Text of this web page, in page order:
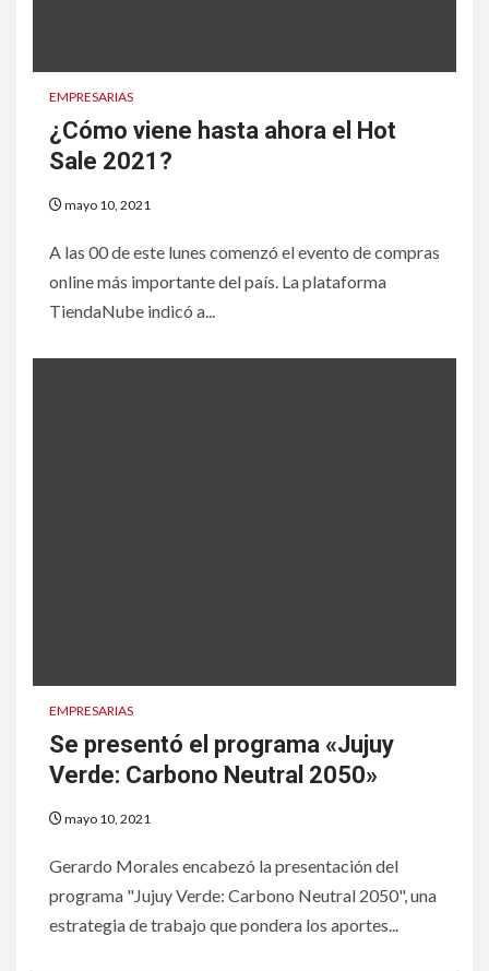
EMPRESARIAS
¿Cómo viene hasta ahora el Hot
Sale 2021?
mayo 10, 2021
A las 00 de este lunes comenzó el evento de compras
online más importante del país. La plataforma
TiendaNube indicó a...
EMPRESARIAS
Se presentó el programa «Jujuy
Verde: Carbono Neutral 2050»
mayo 10, 2021
Gerardo Morales encabezó la presentación del
programa "Jujuy Verde: Carbono Neutral 2050", una
estrategia de trabajo que pondera los aportes...